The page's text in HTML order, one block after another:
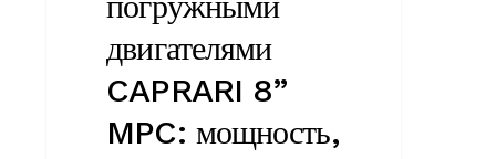
двигателями
CAPRARI 8”
MPC: мощность,